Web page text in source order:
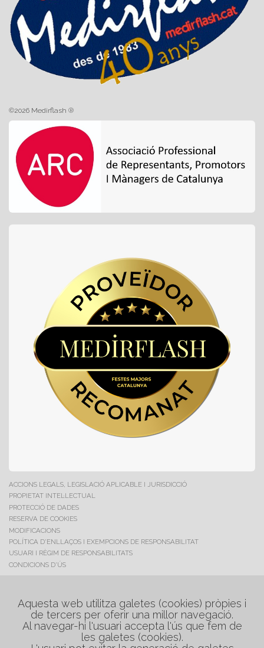
©2026 Medirflash ®
ACCIONS LEGALS, LEGISLACIÓ APLICABLE I JURISDICCIÓ
PROPIETAT INTEL·LECTUAL
PROTECCIÓ DE DADES
RESERVA DE COOKIES
MODIFICACIONS
POLÍTICA D'ENLLAÇOS I EXEMPCIONS DE RESPONSABILITAT
USUARI I RÈGIM DE RESPONSABILITATS
CONDICIONS D'ÚS
Polig. Industrial "Les Salines"
08880 Cubelles (Barcelona)
Tel. +34 938 954 048
Tel. +34 608 749 234
Aquesta web utilitza galetes (cookies) pròpies i
de tercers per oferir una millor navegació.
Al navegar-hi l'usuari accepta l'ús que fem de
les galetes (cookies).